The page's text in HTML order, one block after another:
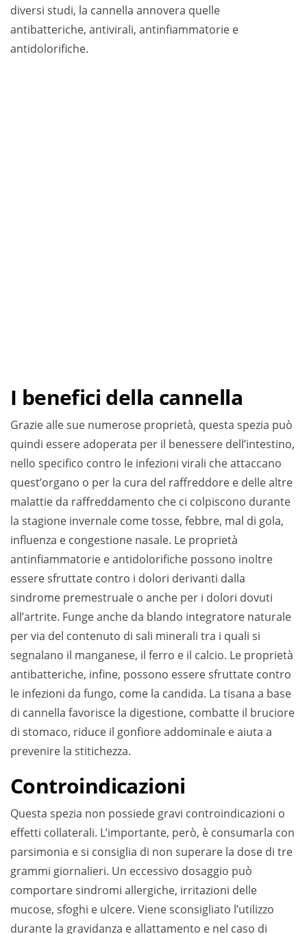
diversi studi, la cannella annovera quelle
antibatteriche, antivirali, antinfiammatorie e
antidolorifiche.
I benefici della cannella
Grazie alle sue numerose proprietà, questa spezia può
quindi essere adoperata per il benessere dell’intestino,
nello specifico contro le infezioni virali che attaccano
quest’organo o per la cura del raffreddore e delle altre
malattie da raffreddamento che ci colpiscono durante
la stagione invernale come tosse, febbre, mal di gola,
influenza e congestione nasale. Le proprietà
antinfiammatorie e antidolorifiche possono inoltre
essere sfruttate contro i dolori derivanti dalla
sindrome premestruale o anche per i dolori dovuti
all’artrite. Funge anche da blando integratore naturale
per via del contenuto di sali minerali tra i quali si
segnalano il manganese, il ferro e il calcio. Le proprietà
antibatteriche, infine, possono essere sfruttate contro
le infezioni da fungo, come la candida. La tisana a base
di cannella favorisce la digestione, combatte il bruciore
di stomaco, riduce il gonfiore addominale e aiuta a
prevenire la stitichezza.
Controindicazioni
Questa spezia non possiede gravi controindicazioni o
effetti collaterali. L’importante, però, è consumarla con
parsimonia e si consiglia di non superare la dose di tre
grammi giornalieri. Un eccessivo dosaggio può
comportare sindromi allergiche, irritazioni delle
mucose, sfoghi e ulcere. Viene sconsigliato l’utilizzo
durante la gravidanza e allattamento e nel caso di